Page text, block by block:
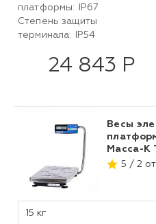
платформы: IP67
Степень защиты
терминала: IP54
24 843 Р
Весы
Масса-К
5 / 2
15 кг